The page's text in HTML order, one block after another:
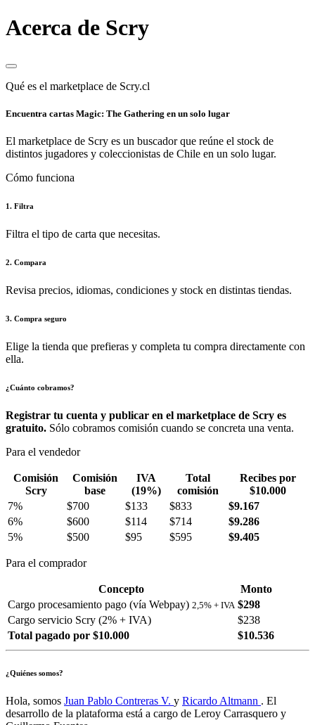
Acerca de Scry
Qué es el marketplace de Scry.cl
Encuentra cartas Magic: The Gathering en un solo lugar
El marketplace de Scry es un buscador que reúne el stock de
distintos jugadores y coleccionistas de Chile en un solo lugar.
Cómo funciona
1. Filtra
Filtra el tipo de carta que necesitas.
2. Compara
Revisa precios, idiomas, condiciones y stock en distintas tiendas.
3. Compra seguro
Elige la tienda que prefieras y completa tu compra directamente con
ella.
¿Cuánto cobramos?
Registrar tu cuenta y publicar en el marketplace de Scry es
gratuito. Sólo cobramos comisión cuando se concreta una venta.
Para el vendedor
Comisión
Scry
Comisión
base
IVA
(19%)
Total
comisión
Recibes por
$10.000
7%
$700 $133 $833
$9.167
6%
$600 $114 $714
$9.286
5%
$500 $95 $595 $9.405
Para el comprador
Concepto
Monto
Cargo procesamiento pago (vía Webpay) 2,5% + IVA $298
Cargo servicio Scry (2% + IVA)
$238
Total pagado por $10.000
$10.536
¿Quiénes somos?
Hola, somos Juan Pablo Contreras V. y Ricardo Altmann . El
desarrollo de la plataforma está a cargo de Leroy Carrasquero y